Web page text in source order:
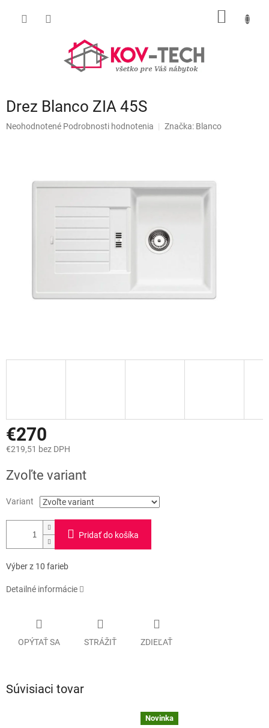
Drez Blanco ZIA 45S
Priemerné
Neohodnotené Podrobnosti hodnotenia Značka: Blanco
€270
€219,51 bez DPH
cena:
Zvoľte variant
Variant
Pridať do košíka
Výber z 10 farieb
Detailné informácie
OPÝTAŤ SA STRÁŽIŤ ZDIEĽAŤ
Súvisiaci tovar
Novinka